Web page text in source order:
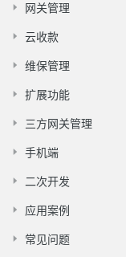
网关管理
云收款
维保管理
扩展功能
三方网关管理
手机端
二次开发
应用案例
常见问题